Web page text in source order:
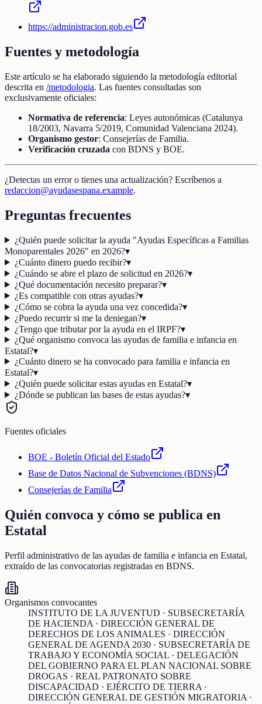
https://administracion.gob.es
Fuentes y metodología
Este artículo se ha elaborado siguiendo la metodología editorial
descrita en /metodologia. Las fuentes consultadas son
exclusivamente oficiales:
Normativa de referencia: Leyes autonómicas (Catalunya
18/2003, Navarra 5/2019, Comunidad Valenciana 2024).
Organismo gestor: Consejerías de Familia.
Verificación cruzada con BDNS y BOE.
¿Detectas un error o tienes una actualización? Escríbenos a
redaccion@ayudasespana.example.
Preguntas frecuentes
¿Quién puede solicitar la ayuda "Ayudas Específicas a Familias
Monoparentales 2026" en 2026?▾
¿Cuánto dinero puedo recibir?▾
¿Cuándo se abre el plazo de solicitud en 2026?▾
¿Qué documentación necesito preparar?▾
¿Es compatible con otras ayudas?▾
¿Cómo se cobra la ayuda una vez concedida?▾
¿Puedo recurrir si me la deniegan?▾
¿Tengo que tributar por la ayuda en el IRPF?▾
¿Qué organismo convoca las ayudas de familia e infancia en
Estatal?▾
¿Cuánto dinero se ha convocado para familia e infancia en
Estatal?▾
¿Quién puede solicitar estas ayudas en Estatal?▾
¿Dónde se publican las bases de estas ayudas?▾
Fuentes oficiales
BOE - Boletín Oficial del Estado
Base de Datos Nacional de Subvenciones (BDNS)
Consejerías de Familia
Quién convoca y cómo se publica en
Estatal
Perfil administrativo de las ayudas de familia e infancia en Estatal,
extraído de las convocatorias registradas en BDNS.
Organismos convocantes
INSTITUTO DE LA JUVENTUD · SUBSECRETARÍA
DE HACIENDA · DIRECCIÓN GENERAL DE
DERECHOS DE LOS ANIMALES · DIRECCIÓN
GENERAL DE AGENDA 2030 · SUBSECRETARÍA DE
TRABAJO Y ECONOMÍA SOCIAL · DELEGACIÓN
DEL GOBIERNO PARA EL PLAN NACIONAL SOBRE
DROGAS · REAL PATRONATO SOBRE
DISCAPACIDAD · EJÉRCITO DE TIERRA ·
DIRECCIÓN GENERAL DE GESTIÓN MIGRATORIA ·